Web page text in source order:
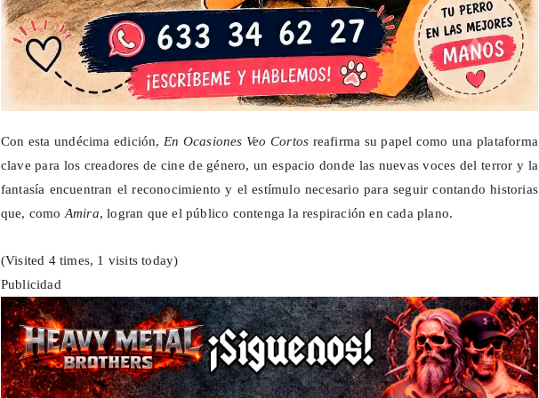
Con esta undécima edición, En Ocasiones Veo Cortos reafirma su papel como una plataforma
clave para los creadores de cine de género, un espacio donde las nuevas voces del terror y la
fantasía encuentran el reconocimiento y el estímulo necesario para seguir contando historias
que, como Amira, logran que el público contenga la respiración en cada plano.
(Visited 4 times, 1 visits today)
Publicidad